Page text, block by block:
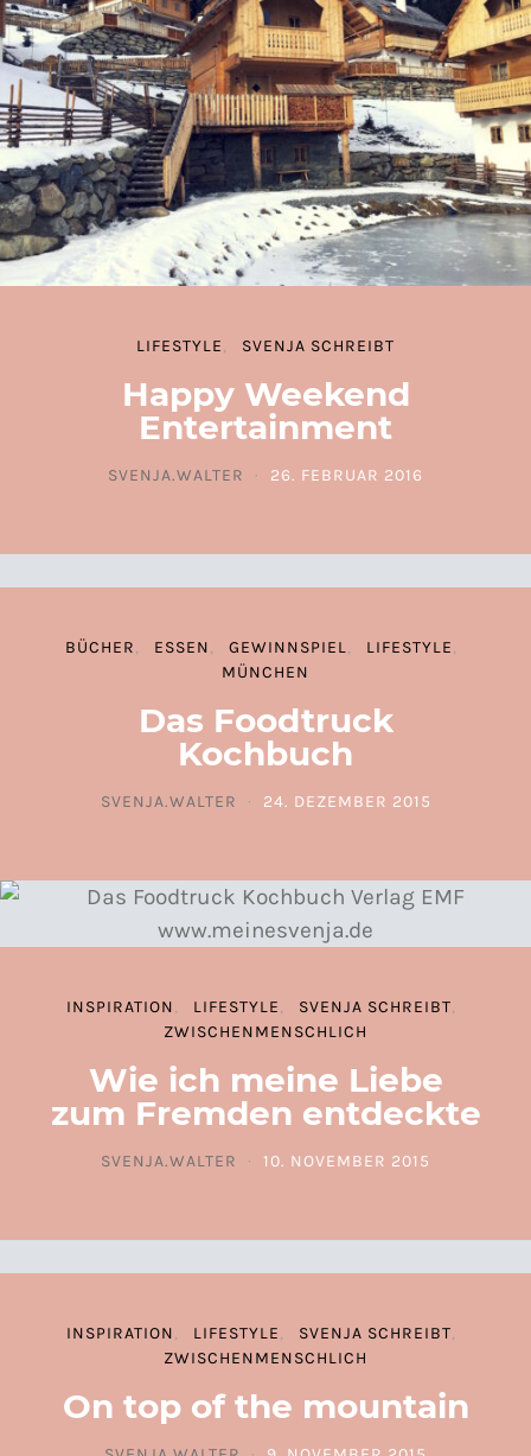
LIFESTYLE SVENJA SCHREIBT
Happy Weekend
Entertainment
SVENJA.WALTER
POSTED ON
26. FEBRUAR 2016
BÜCHER ESSEN GEWINNSPIEL
LIFESTYLE
MÜNCHEN
Das Foodtruck
Kochbuch
SVENJA.WALTER
POSTED ON
24. DEZEMBER 2015
INSPIRATION LIFESTYLE
SVENJA SCHREIBT
ZWISCHENMENSCHLICH
Wie ich meine Liebe
zum Fremden entdeckte
SVENJA.WALTER
POSTED ON
10. NOVEMBER 2015
INSPIRATION LIFESTYLE
SVENJA SCHREIBT
ZWISCHENMENSCHLICH
On top of the mountain